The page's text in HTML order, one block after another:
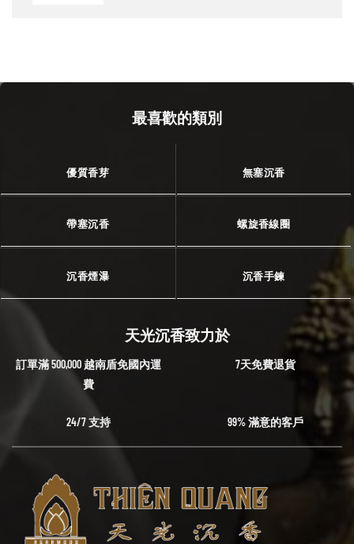
最喜歡的類別
優質香芽 無塞沉香
帶塞沉香 螺旋香線圈
沉香煙瀑 沉香手鍊
天光沉香致力於
訂單滿 500,000 越南盾免國內運
費
7天免費退貨
24/7 支持 99% 滿意的客戶